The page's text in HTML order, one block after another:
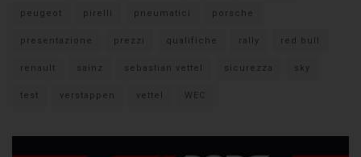
peugeot pirelli pneumatici porsche
presentazione prezzi qualifiche rally red bull
renault sainz sebastian vettel sicurezza sky
test verstappen vettel WEC